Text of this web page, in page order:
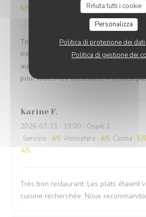
Rifiuta tutti i cookie
Personalizza
Politica di protezione dei
Politica di gestione dei
5/5
Toujours des plats délicieux et
mélanges qu'on ne retrouve pas
au petit soin et toujours aussi
pour toutes les occasions, n'hésitez
Karine F
2026-07-21 - 19:00 - Ospiti 2
Servizio : 4/5 Atmosfera : 4/5 Cucina : 5/5
4/5
Très bon restaurant. Les plats étaient
cuisine recherchée. Nous